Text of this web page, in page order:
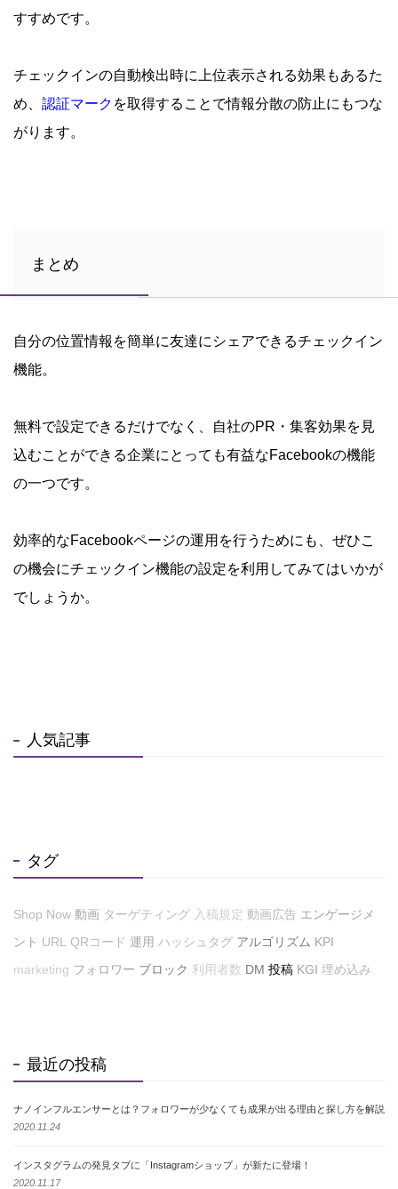
すすめです。
チェックインの自動検出時に上位表示される効果もあるた
め、 認証マーク を取得することで情報分散の防止にもつな
がります。
まとめ
自分の位置情報を簡単に友達にシェアできるチェックイン
機能。
無料で設定できるだけでなく、自社のPR・集客効果を見
込むことができる企業にとっても有益なFacebookの機能
の一つです。
効率的なFacebookページの運用を行うためにも、ぜひこ
の機会にチェックイン機能の設定を利用してみてはいかが
でしょうか。
人気記事
タグ
Shop Now 動画 ターゲティング 入稿規定 動画広告 エンゲージメ
ント URL QRコード 運用 ハッシュタグ アルゴリズム KPI
marketing フォロワー ブロック 利用者数 DM 投稿 KGI 埋め込み
最近の投稿
ナノインフルエンサーとは？フォロワーが少なくても成果が出る理由と探し方を解説
2020.11.24
インスタグラムの発見タブに「Instagramショップ」が新たに登場！
2020.11.17